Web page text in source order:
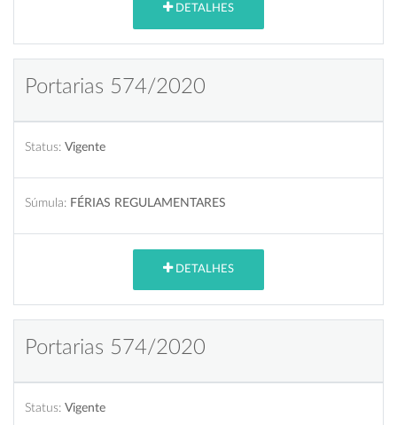
DETALHES
Portarias 574/2020
Status: Vigente
Súmula: FÉRIAS REGULAMENTARES
DETALHES
Portarias 574/2020
Status: Vigente